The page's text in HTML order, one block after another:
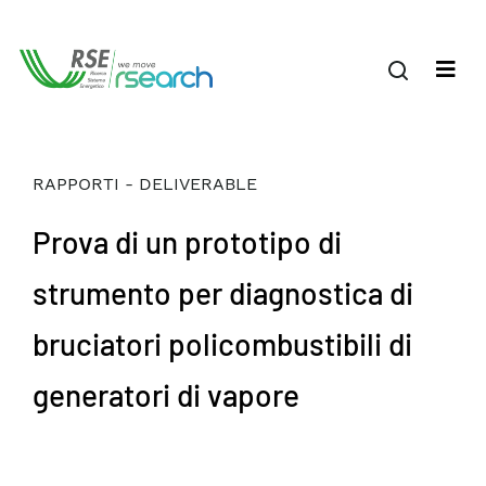
RAPPORTI - DELIVERABLE
Prova di un prototipo di
strumento per diagnostica di
bruciatori policombustibili di
generatori di vapore